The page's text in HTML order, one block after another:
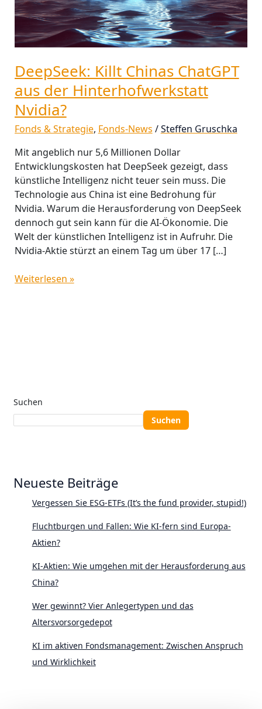
DeepSeek: Killt Chinas ChatGPT
aus der Hinterhofwerkstatt
Nvidia?
Fonds & Strategie, Fonds-News /Steffen Gruschka
Mit angeblich nur 5,6 Millionen Dollar
Entwicklungskosten hat DeepSeek gezeigt, dass
künstliche Intelligenz nicht teuer sein muss. Die
Technologie aus China ist eine Bedrohung für
Nvidia. Warum die Herausforderung von DeepSeek
dennoch gut sein kann für die AI-Ökonomie. Die
Welt der künstlichen Intelligenz ist in Aufruhr. Die
Nvidia-Aktie stürzt an einem Tag um über 17 […]
Hinterhofwerkstatt
Nvidia?
Weiterlesen »
Suchen
Suchen
Neueste Beiträge
Vergessen Sie ESG-ETFs (It’s the fund provider, stupid!)
Fluchtburgen und Fallen: Wie KI-fern sind Europa-
Aktien?
KI-Aktien: Wie umgehen mit der Herausforderung aus
China?
Wer gewinnt? Vier Anlegertypen und das
Altersvorsorgedepot
KI im aktiven Fondsmanagement: Zwischen Anspruch
und Wirklichkeit